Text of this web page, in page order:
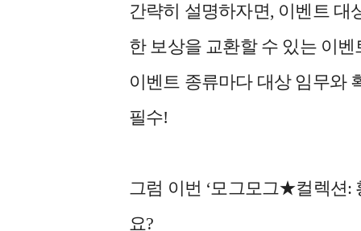
간략히 설명하자면, 이벤트 대
한 보상을 교환할 수 있는 이벤
이벤트 종류마다 대상 임무와
필수!
그럼 이번 ‘모그모그★컬렉션:
요?